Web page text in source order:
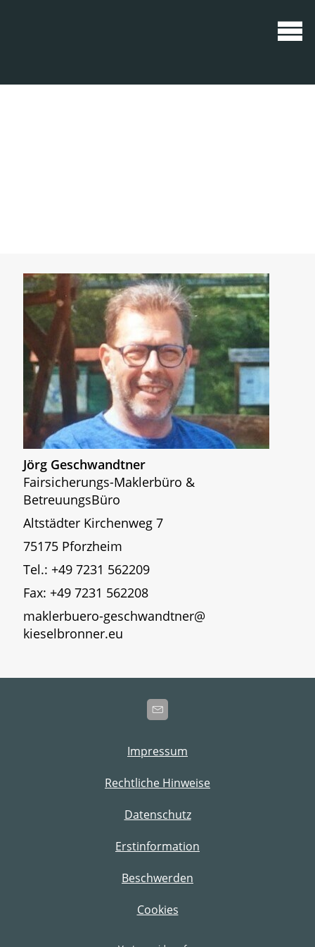
Jörg Geschwandtner
Fairsicherungs-Maklerbüro &
BetreuungsBüro
Altstädter Kirchenweg 7
75175 Pforzheim
Tel.: +49 7231 562209
Fax: +49 7231 562208
maklerbuero-geschwandtner@
kieselbronner.eu
Impressum
Rechtliche Hinweise
Datenschutz
Erstinformation
Beschwerden
Cookies